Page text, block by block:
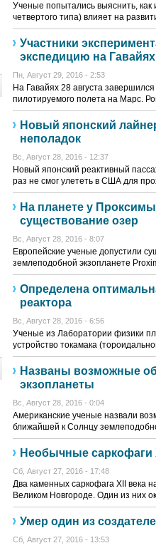
Ученые попытались выяснить, как
четвертого типа) влияет на
Участники
экспедицию на Гавайях
Пн, Август 29, 2016 - 2:53
На Гавайях 28 августа
пилотируемого полета на Марс.
Новый японский
неполадок
Вс, Август 28, 2016 - 12:37
Новый японский реактивный
раз не смог улететь в США для
На планете у
существование озер
Вс, Август 28, 2016 - 8:07
Европейские ученые допустили
землеподобной экзопланете
Определена
реактора
Вс, Август 28, 2016 - 6:56
Ученые из Лаборатории физики
устройство токамака
Названы возможные
экзопланеты
Вс, Август 28, 2016 - 0:04
Американские ученые назвали
ближайшей к Солнцу
Необычные саркофаги
Сб, Август 27, 2016 - 17:48
Два каменных саркофага XII века
Великом Новгороде. Один из них
Умер один из
Сб, Август 27, 2016 - 13:53